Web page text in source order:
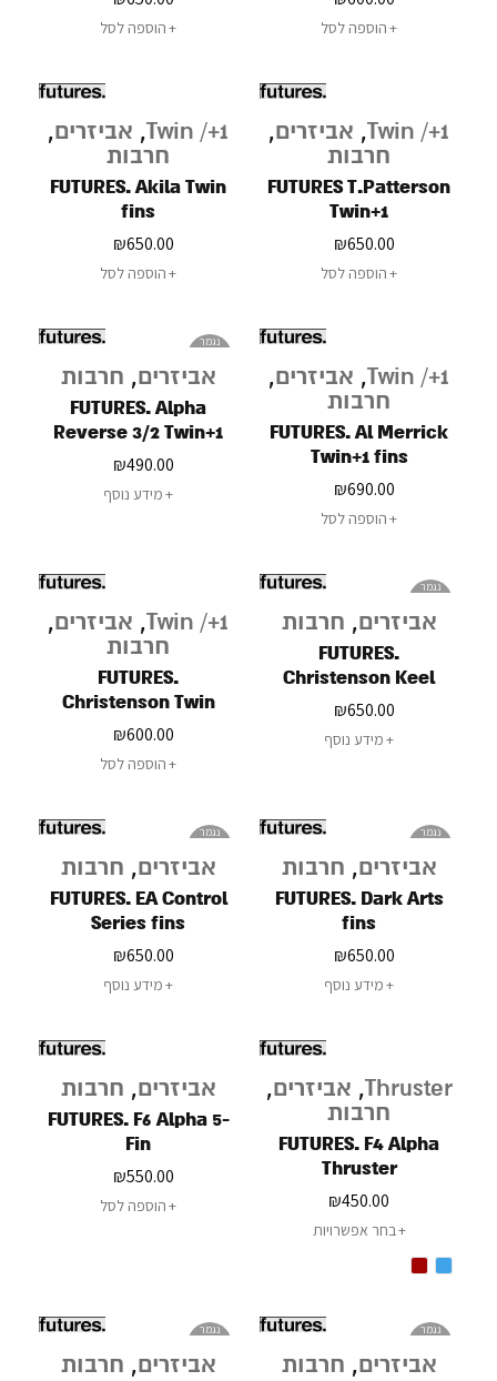
הוספה לסל הוספה לסל
Twin /+1
, אביזרים,
חרבות
FUTURES T.Patterson
Twin+1
₪650.00
הוספה לסל
Twin /+1
, אביזרים,
חרבות
FUTURES. Akila Twin
fins
₪650.00
הוספה לסל
Twin /+1
, אביזרים,
חרבות
FUTURES. Al Merrick
Twin+1 fins
₪690.00
הוספה לסל
נגמר
אביזרים, חרבות
FUTURES. Alpha
Reverse 3/2 Twin+1
fins
₪490.00
מידע נוסף
נגמר
אביזרים, חרבות
FUTURES.
Christenson Keel
fins
₪650.00
מידע נוסף
Twin /+1
, אביזרים,
חרבות
FUTURES.
Christenson Twin
₪600.00
הוספה לסל
נגמר
אביזרים, חרבות
FUTURES. Dark Arts
fins
₪650.00
מידע נוסף
נגמר
אביזרים, חרבות
FUTURES. EA Control
Series fins
₪650.00
מידע נוסף
Thruster
, אביזרים,
חרבות
FUTURES. F4 Alpha
Thruster
₪450.00
בחר אפשרויות
אביזרים, חרבות
FUTURES. F6 Alpha 5-
Fin
₪550.00
הוספה לסל
נגמר
אביזרים, חרבות
נגמר
אביזרים, חרבות